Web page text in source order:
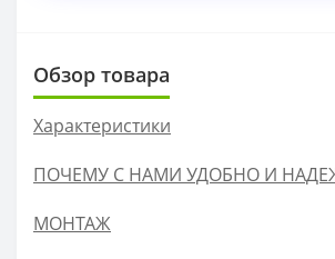
Обзор товара
Характеристики
ПОЧЕМУ С НАМИ УДОБНО И
МОНТАЖ